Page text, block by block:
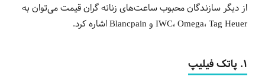
از دیگر سازندگان محبوب ساعت‌های زنانه گران قیمت می‌توان به
IWC، Omega، Tag Heuer و Blancpain اشاره کرد.
1. پاتک فیلیپ